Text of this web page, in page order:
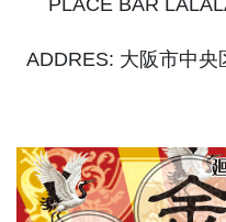
PLACE BAR
ADDRES: 大阪市中央